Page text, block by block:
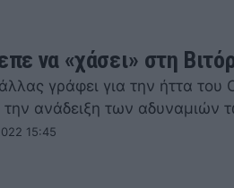
να «χάσει» στη
γράφει για την ήττα
ανάδειξη των αδυναμιών
15:45